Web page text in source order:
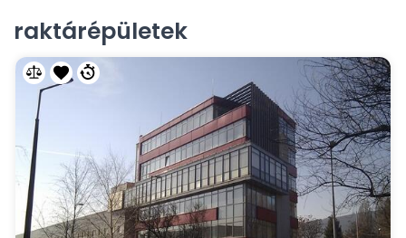
raktárépületek